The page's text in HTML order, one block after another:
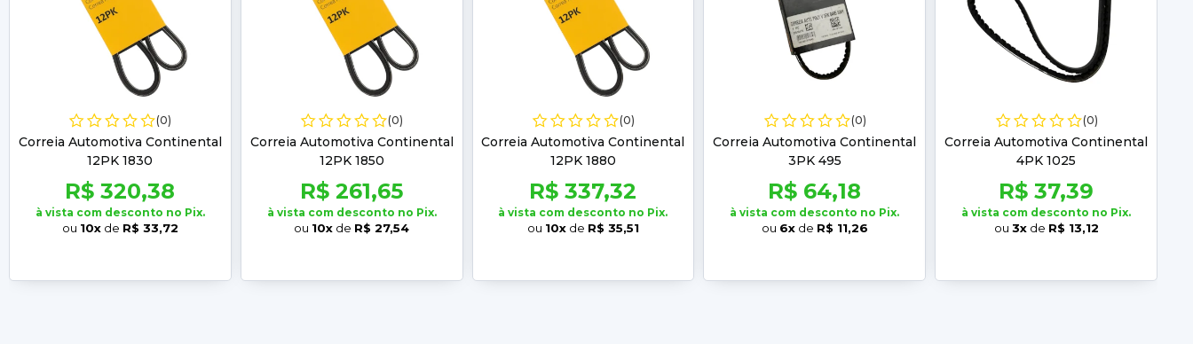
(0)
Correia Automotiva Continental
12PK 1830
R$ 320,38
à vista com desconto no Pix.
ou 10xde R$ 33,72
(0)
Correia Automotiva Continental
12PK 1850
R$ 261,65
à vista com desconto no Pix.
ou 10x de R$ 27,54
(0)
Correia Automotiva Continental
12PK 1880
R$ 337,32
à vista com desconto no Pix.
ou 10xde R$ 35,51
(0)
Correia Automotiva Continental
3PK 495
R$ 64,18
à vista com desconto no Pix.
ou 6xde R$ 11,26
(0)
Correia Automotiva Continental
4PK 1025
R$ 37,39
à vista com desconto no Pix.
ou 3xde R$ 13,12